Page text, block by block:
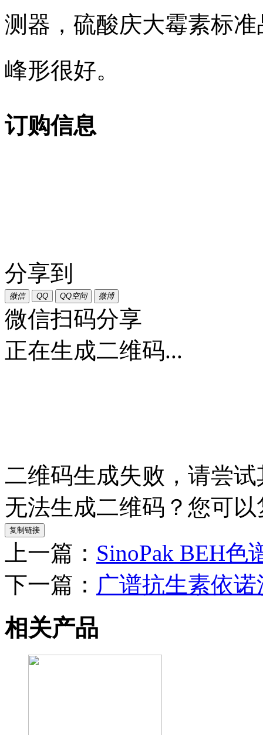
测器，硫酸庆大霉素标
峰形很好。
订购信息
分享到
微信 QQ QQ空间 微博
微信扫码分享
正在生成二维码...
二维码生成失败，请尝
无法生成二维码？您可
复制链接
上一篇： SinoPak BEH
下一篇： 广谱抗生素依诺
相关产品